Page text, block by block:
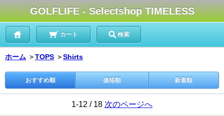
GOLFLIFE - Selectshop TIMELESS
カート 検索
ホーム ＞TOPS ＞Shirts
おすすめ順 価格順 新着順
1-12 / 18 次のページへ